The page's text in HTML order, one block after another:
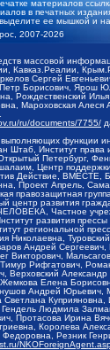
материалов
в печатных
ее мышкой и
2007-2026
массовой
Кавказ.Реалии,
Сергей
Борисович, Ярош
Рождественский
Мароховская
ru/documents/7755/
функции
Штаб, Институт
Петербург,
Центр
Действие, ВМЕСТЕ,
Проект Апрель,
правозащитная
центр развития
Частное
развития
региональной
Николаевна,
Андрей
Викторович,
Рифгатович,
Верховский
Елена
Андрей Юрьевич,
Людмила
Протасова Ирина
Королева
Резник